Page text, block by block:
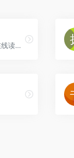
全民阅读门户，专业中文图书搜索引擎,在线读书,提供各类免费电子书及图书导购服务